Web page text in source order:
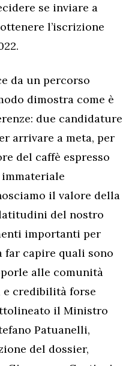
se inviare a
l’iscrizione
da un percorso
dimostra come è
due candidature
arrivare a meta, per
del caffè espresso
il valore della
del nostro
importanti per
far capire quali sono
alle comunità
credibilità forse
il Ministro
Patuanelli,
del dossier,